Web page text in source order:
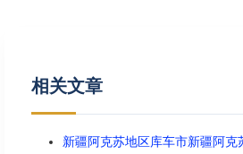
相关文章
新疆阿克苏地区库车市新疆阿克